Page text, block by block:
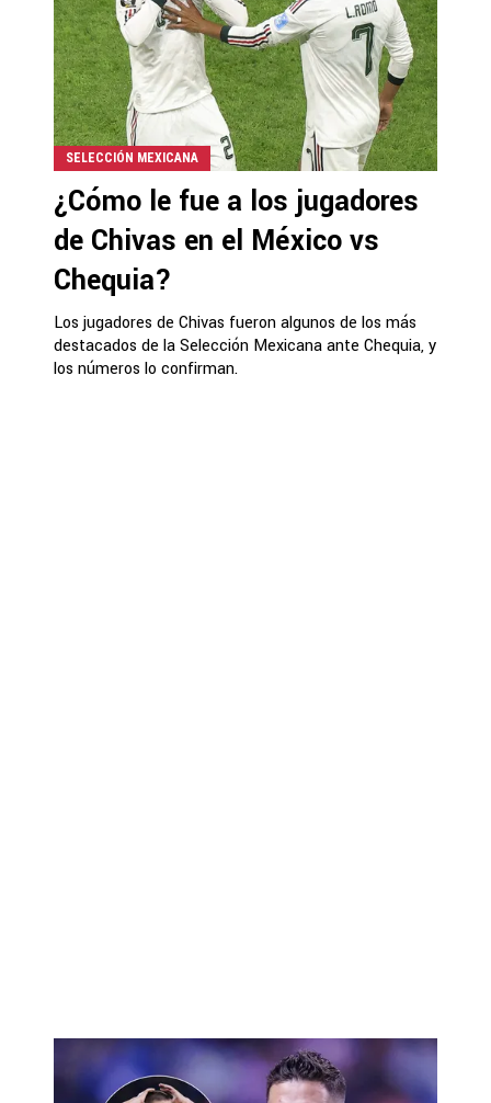
SELECCIÓN MEXICANA
¿Cómo le fue a los jugadores
de Chivas en el México vs
Chequia?
Los jugadores de Chivas fueron algunos de los más
destacados de la Selección Mexicana ante Chequia, y
los números lo confirman.